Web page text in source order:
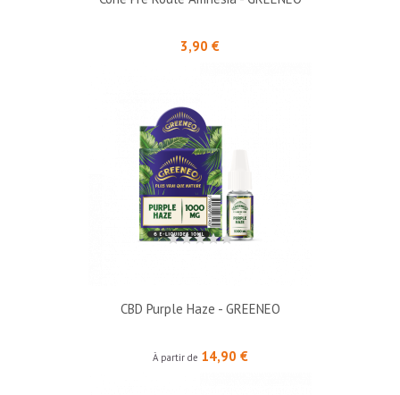
3,90 €
CBD Purple Haze - GREENEO
À partir de 14,90 €Prix